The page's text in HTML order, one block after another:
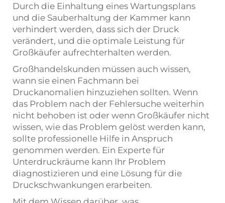
Durch die Einhaltung eines Wartungsplans
und die Sauberhaltung der Kammer kann
verhindert werden, dass sich der Druck
verändert, und die optimale Leistung für
Großkäufer aufrechterhalten werden.
Großhandelskunden müssen auch wissen,
wann sie einen Fachmann bei
Druckanomalien hinzuziehen sollten. Wenn
das Problem nach der Fehlersuche weiterhin
nicht behoben ist oder wenn Großkäufer nicht
wissen, wie das Problem gelöst werden kann,
sollte professionelle Hilfe in Anspruch
genommen werden. Ein Experte für
Unterdruckräume kann Ihr Problem
diagnostizieren und eine Lösung für die
Druckschwankungen erarbeiten.